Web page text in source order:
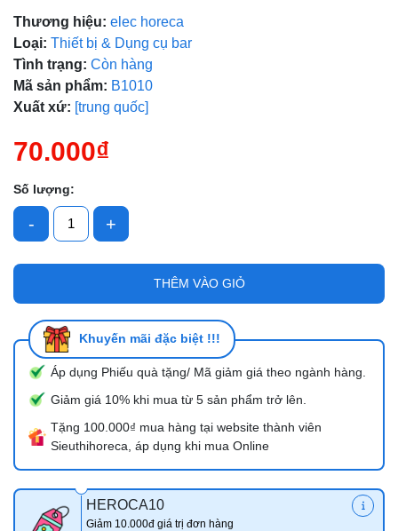
Thương hiệu: elec horeca
Loại: Thiết bị & Dụng cụ bar
Tình trạng: Còn hàng
Mã sản phẩm: B1010
Xuất xứ: [trung quốc]
70.000₫
Số lượng:
- +
THÊM VÀO GIỎ
Khuyến mãi đặc biệt !!!
Áp dụng Phiếu quà tặng/ Mã giảm giá theo ngành hàng.
Giảm giá 10% khi mua từ 5 sản phẩm trở lên.
Tặng 100.000₫ mua hàng tại website thành viên
Sieuthihoreca, áp dụng khi mua Online
HEROCA10
Giảm 10.000đ giá trị đơn hàng
Mã giảm giá:
Ngày hết hạn: